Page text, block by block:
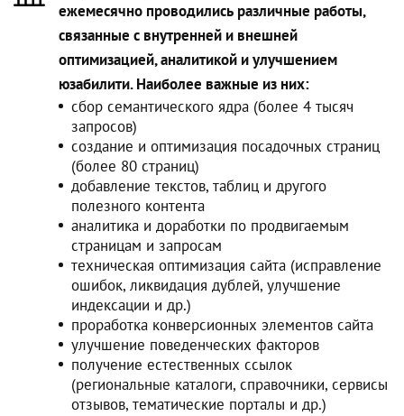
ежемесячно проводились различные работы,
связанные с внутренней и внешней
оптимизацией, аналитикой и улучшением
юзабилити. Наиболее важные из них:
сбор семантического ядра (более 4 тысяч
запросов)
создание и оптимизация посадочных страниц
(более 80 страниц)
добавление текстов, таблиц и другого
полезного контента
аналитика и доработки по продвигаемым
страницам и запросам
техническая оптимизация сайта (исправление
ошибок, ликвидация дублей, улучшение
индексации и др.)
проработка конверсионных элементов сайта
улучшение поведенческих факторов
получение естественных ссылок
(региональные каталоги, справочники, сервисы
отзывов, тематические порталы и др.)